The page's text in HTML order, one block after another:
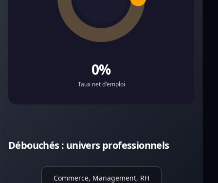
0%
Taux net d'emploi
Débouchés : univers professionnels
Commerce, Management, RH